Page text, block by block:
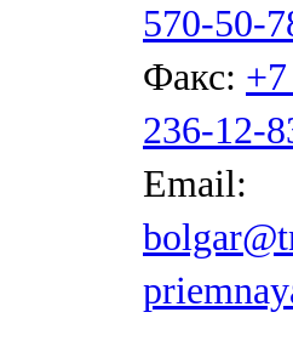
570-50-
Факс:
236-12-
Email: